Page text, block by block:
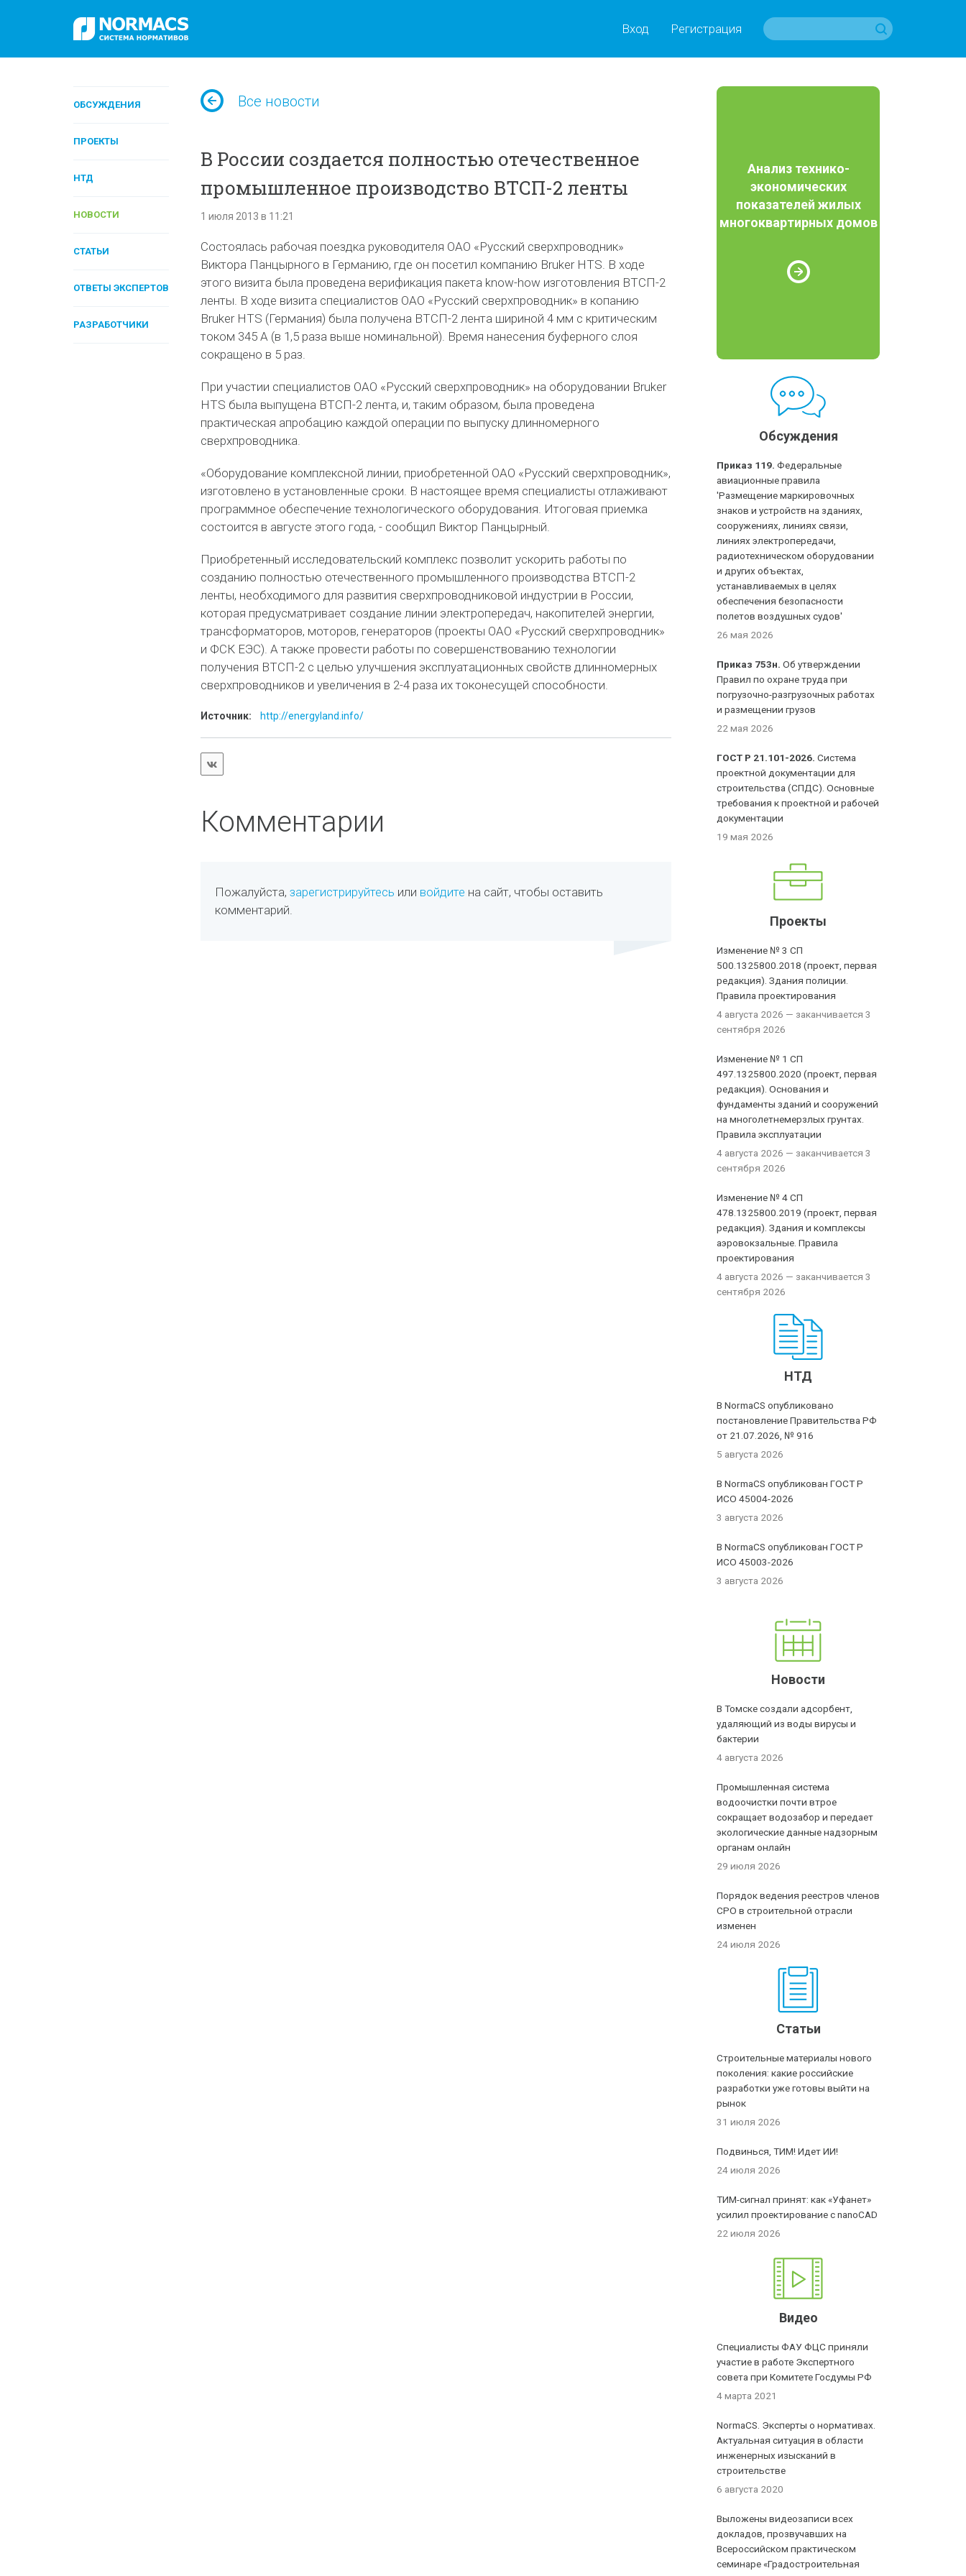
Вход Регистрация
ОБСУЖДЕНИЯ
ПРОЕКТЫ
НТД
НОВОСТИ
СТАТЬИ
ОТВЕТЫ ЭКСПЕРТОВ
РАЗРАБОТЧИКИ
Все новости
В России создается полностью отечественное
промышленное производство ВТСП-2 ленты
1 июля 2013 в 11:21
Состоялась рабочая поездка руководителя ОАО «Русский сверхпроводник»
Виктора Панцырного в Германию, где он посетил компанию Bruker HTS. В ходе
этого визита была проведена верификация пакета know-how изготовления ВТСП-2
ленты. В ходе визита специалистов ОАО «Русский сверхпроводник» в копанию
Bruker HTS (Германия) была получена ВТСП-2 лента шириной 4 мм с критическим
током 345 А (в 1,5 раза выше номинальной). Время нанесения буферного слоя
сокращено в 5 раз.
При участии специалистов ОАО «Русский сверхпроводник» на оборудовании Bruker
HTS была выпущена ВТСП-2 лента, и, таким образом, была проведена
практическая апробацию каждой операции по выпуску длинномерного
сверхпроводника.
«Оборудование комплексной линии, приобретенной ОАО «Русский сверхпроводник»,
изготовлено в установленные сроки. В настоящее время специалисты отлаживают
программное обеспечение технологического оборудования. Итоговая приемка
состоится в августе этого года, - сообщил Виктор Панцырный.
Приобретенный исследовательский комплекс позволит ускорить работы по
созданию полностью отечественного промышленного производства ВТСП-2
ленты, необходимого для развития сверхпроводниковой индустрии в России,
которая предусматривает создание линии электропередач, накопителей энергии,
трансформаторов, моторов, генераторов (проекты ОАО «Русский сверхпроводник»
и ФСК ЕЭС). А также провести работы по совершенствованию технологии
получения ВТСП-2 с целью улучшения эксплуатационных свойств длинномерных
сверхпроводников и увеличения в 2-4 раза их токонесущей способности.
Источник: http://energyland.info/
Комментарии
Пожалуйста, зарегистрируйтесь или войдите на сайт, чтобы оставить
комментарий.
Анализ технико-
экономических
показателей жилых
многоквартирных домов
Обсуждения
Приказ 119. Федеральные
авиационные правила
'Размещение маркировочных
знаков и устройств на зданиях,
сооружениях, линиях связи,
линиях электропередачи,
радиотехническом оборудовании
и других объектах,
устанавливаемых в целях
обеспечения безопасности
полетов воздушных судов'
26 мая 2026
Приказ 753н. Об утверждении
Правил по охране труда при
погрузочно-разгрузочных работах
и размещении грузов
22 мая 2026
ГОСТ Р 21.101-2026. Система
проектной документации для
строительства (СПДС). Основные
требования к проектной и рабочей
документации
19 мая 2026
Проекты
Изменение № 3 СП
500.1325800.2018 (проект, первая
редакция). Здания полиции.
Правила проектирования
4 августа 2026 — заканчивается 3
сентября 2026
Изменение № 1 СП
497.1325800.2020 (проект, первая
редакция). Основания и
фундаменты зданий и сооружений
на многолетнемерзлых грунтах.
Правила эксплуатации
4 августа 2026 — заканчивается 3
сентября 2026
Изменение № 4 СП
478.1325800.2019 (проект, первая
редакция). Здания и комплексы
аэровокзальные. Правила
проектирования
4 августа 2026 — заканчивается 3
сентября 2026
НТД
В NormaCS опубликовано
постановление Правительства РФ
от 21.07.2026, № 916
5 августа 2026
В NormaCS опубликован ГОСТ Р
ИСО 45004-2026
3 августа 2026
В NormaCS опубликован ГОСТ Р
ИСО 45003-2026
3 августа 2026
Новости
В Томске создали адсорбент,
удаляющий из воды вирусы и
бактерии
4 августа 2026
Промышленная система
водоочистки почти втрое
сокращает водозабор и передает
экологические данные надзорным
органам онлайн
29 июля 2026
Порядок ведения реестров членов
СРО в строительной отрасли
изменен
24 июля 2026
Статьи
Строительные материалы нового
поколения: какие российские
разработки уже готовы выйти на
рынок
31 июля 2026
Подвинься, ТИМ! Идет ИИ!
24 июля 2026
ТИМ-сигнал принят: как «Уфанет»
усилил проектирование с nanoCAD
22 июля 2026
Видео
Специалисты ФАУ ФЦС приняли
участие в работе Экспертного
совета при Комитете Госдумы РФ
4 марта 2021
NormaCS. Эксперты о нормативах.
Актуальная ситуация в области
инженерных изысканий в
строительстве
6 августа 2020
Выложены видеозаписи всех
докладов, прозвучавших на
Всероссийском практическом
семинаре «Градостроительная